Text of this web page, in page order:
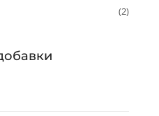
(2)